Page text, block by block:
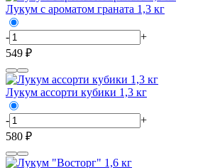
Лукум с ароматом граната 1,3 кг
-
+
549 ₽
Лукум ассорти кубики 1,3 кг
-
+
580 ₽